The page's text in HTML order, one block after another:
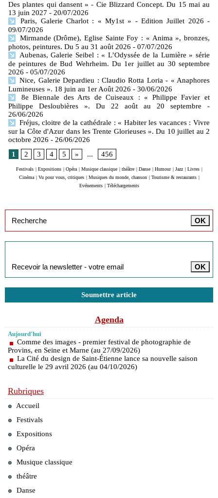
Des plantes qui dansent » - Cie Blizzard Concept. Du 15 mai au
13 juin 2027 - 20/07/2026
Paris, Galerie Charlot : « My1st » - Edition Juillet 2026 -
09/07/2026
Mirmande (Drôme), Eglise Sainte Foy : « Anima », bronzes,
photos, peintures. Du 5 au 31 août 2026 - 07/07/2026
Aubenas, Galerie Seibel : « L’Odyssée de la Lumière » série
de peintures de Bud Wehrheim. Du 1er juillet au 30 septembre
2026 - 05/07/2026
Nice, Galerie Depardieu : Claudio Rotta Loria - « Anaphores
Lumineuses ». 18 juin au 1er Août 2026 - 30/06/2026
8e Biennale des Arts de Cuiseaux : « Philippe Favier et
Philippe Desloubières ». Du 22 août au 20 septembre
-
26/06/2026
Fréjus, cloitre de la cathédrale : « Habiter les vacances : Vivre
sur la Côte d'Azur dans les Trente Glorieuses ». Du 10 juillet au 2
octobre 2026 - 26/06/2026
1
2 3 4 5 » ... 456
Festivals Expositions Opéra Musique classique théâtre Danse Humour Jazz Livres
Cinéma
Vu pour vous, critiques Musiques du monde, chanson Tourisme & restaurants
Evénements
Téléchargements
Soumettre article
Agenda
Aujourd'hui
Comme des images - premier festival de photographie de
Provins, en Seine et Marne (au 27/09/2026)
La Cité du design de Saint-Étienne lance sa nouvelle saison
culturelle le 29 avril 2026 (au 04/10/2026)
Rubriques
Accueil
Festivals
Expositions
Opéra
Musique classique
théâtre
Danse